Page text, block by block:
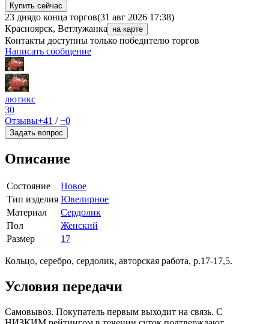
Купить сейчас
23 днядо конца торгов(31 авг 2026 17:38)
Красноярск, Ветлужанка
на карте
Контакты доступны только победителю торгов
Написать сообщение
лютикс
30
Отзывы+41 /−0
Задать вопрос
Описание
Состояние
Новое
Тип изделия Ювелирное
Материал
Сердолик
Пол
Женский
Размер
17
Кольцо, серебро, сердолик, авторская работа, р.17-17,5.
Условия передачи
Самовывоз. Покупатель первым выходит на связь. C